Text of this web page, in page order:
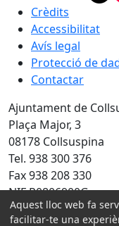
Crèdits
Accessibilitat
Avís legal
Protecció de
Contactar
Ajuntament de
Plaça Major, 3
08178 Collsuspina
Tel. 938 300 376
Fax 938 208 330
NIF P0806900G
Amb la col·laboració
Aquest lloc web fa
facilitar-te una